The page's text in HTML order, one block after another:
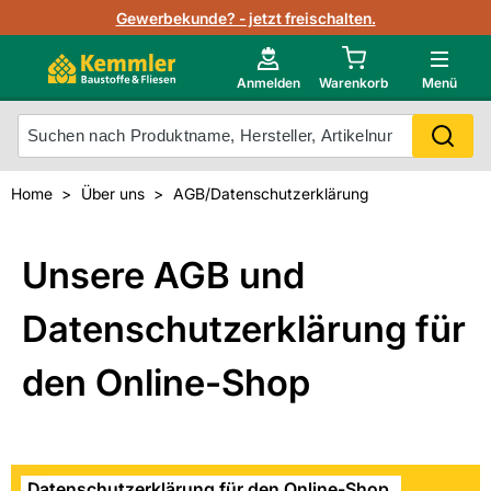
Gewerbekunde? - jetzt freischalten.
Anmelden Warenkorb Menü
Lagerbestand in Echtzeit
Nutzerverwaltung
Photovoltaik Konfigurator
Starker Service
Technische Daten & Merkblätter
Neu im Onlineshop?
Mein Konto
Unsere Kemmler-Marke
Home Über uns AGB/Datenschutzerklärung
Unsere AGB und
Datenschutzerklärung für
den Online-Shop